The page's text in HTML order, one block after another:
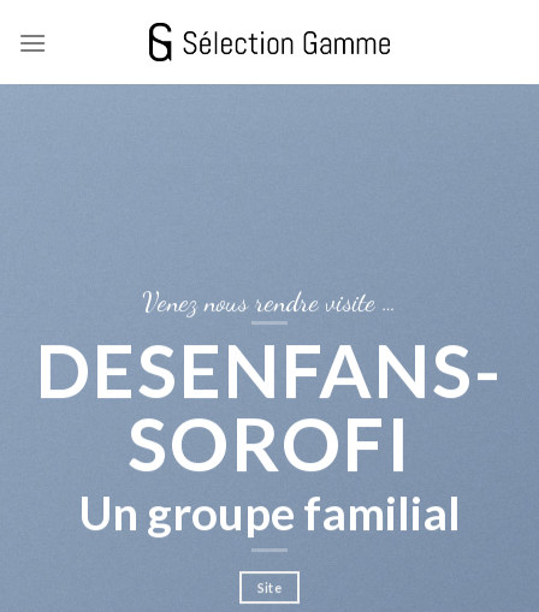
Venez nous rendre visite …
DESENFANS-
SOROFI
Un groupe familial
Site